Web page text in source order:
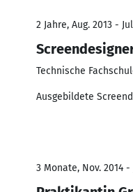
2 Jahre, Aug. 2013 -
Technische
Ausgebildete
3 Monate, Nov. 2014 -